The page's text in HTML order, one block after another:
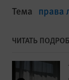
Тема права
ЧИТАТЬ